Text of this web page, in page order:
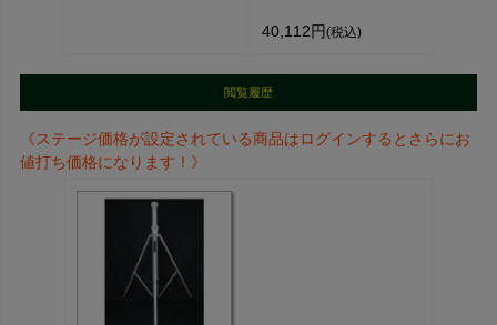
40,112円 (税込)
閲覧履歴
《ステージ価格が設定されている商品はログインするとさらにお
値打ち価格になります！》